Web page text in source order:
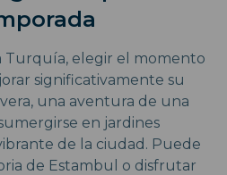
Turquía, elegir el momento
significativamente su
una aventura de una
en jardines
de la ciudad. Puede
de Estambul o disfrutar